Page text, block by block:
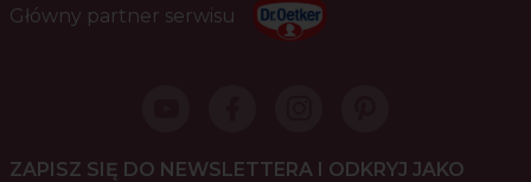
Główny partner serwisu
ZAPISZ SIĘ DO NEWSLETTERA I ODKRYJ JAKO